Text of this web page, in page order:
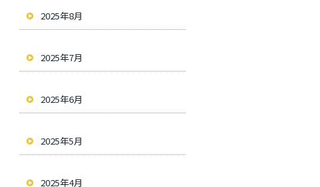
2025年8月
2025年7月
2025年6月
2025年5月
2025年4月